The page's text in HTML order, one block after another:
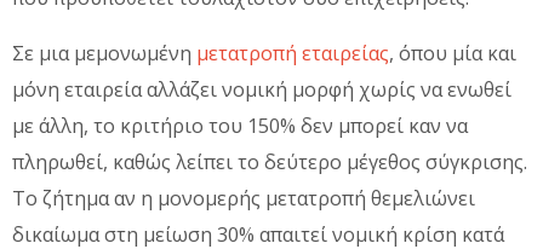
Σε μια μεμονωμένη μετατροπή εταιρείας, όπου μία και
μόνη εταιρεία αλλάζει νομική μορφή χωρίς να ενωθεί
με άλλη, το κριτήριο του 150% δεν μπορεί καν να
πληρωθεί, καθώς λείπει το δεύτερο μέγεθος σύγκρισης.
Το ζήτημα αν η μονομερής μετατροπή θεμελιώνει
δικαίωμα στη μείωση 30% απαιτεί νομική κρίση κατά